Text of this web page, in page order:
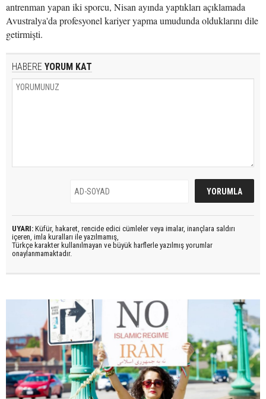
antrenman yapan iki sporcu, Nisan ayında yaptıkları açıklamada
Avustralya'da profesyonel kariyer yapma umudunda olduklarını dile
getirmişti.
HABERE YORUM KAT
UYARI: Küfür, hakaret, rencide edici cümleler veya imalar, inançlara saldırı
içeren, imla kuralları ile yazılmamış,
Türkçe karakter kullanılmayan ve büyük harflerle yazılmış yorumlar
onaylanmamaktadır.